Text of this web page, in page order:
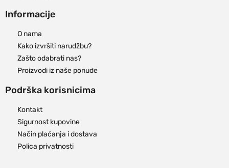
Informacije
O nama
Kako izvršiti narudžbu?
Zašto odabrati nas?
Proizvodi iz naše ponude
Podrška korisnicima
Kontakt
Sigurnost kupovine
Način plaćanja i dostava
Polica privatnosti